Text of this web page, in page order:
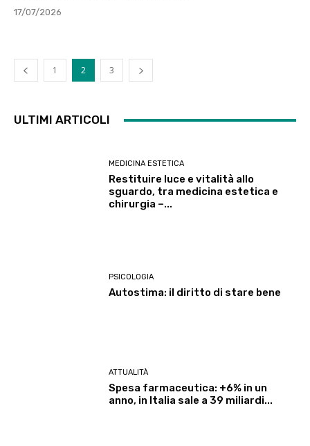
17/07/2026
1 2 3
ULTIMI ARTICOLI
MEDICINA ESTETICA
Restituire luce e vitalità allo
sguardo, tra medicina estetica e
chirurgia –...
PSICOLOGIA
Autostima: il diritto di stare bene
ATTUALITÀ
Spesa farmaceutica: +6% in un
anno, in Italia sale a 39 miliardi...